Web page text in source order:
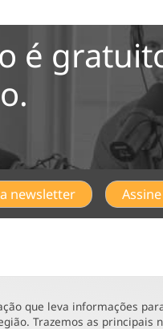
é
newsletter
que leva informações
Trazemos as principais